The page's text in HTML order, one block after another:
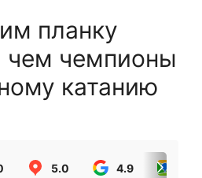
планку
чем чемпионы
катанию
5.0 4.9